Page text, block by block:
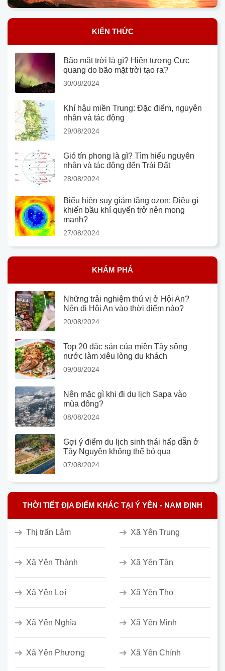
KIẾN THỨC
Bão mặt trời là gì? Hiện tượng Cực
quang do bão mặt trời tạo ra?
30/08/2024
Khí hậu miền Trung: Đặc điểm, nguyên
nhân và tác động
29/08/2024
Gió tín phong là gì? Tìm hiểu nguyên
nhân và tác động đến Trái Đất
28/08/2024
Biểu hiện suy giảm tầng ozon: Điều gì
khiến bầu khí quyển trở nên mong
manh?
27/08/2024
KHÁM PHÁ
Những trải nghiệm thú vị ở Hội An?
Nên đi Hội An vào thời điểm nào?
20/08/2024
Top 20 đặc sản của miền Tây sông
nước làm xiêu lòng du khách
09/08/2024
Nên mặc gì khi đi du lịch Sapa vào
mùa đông?
08/08/2024
Gợi ý điểm du lịch sinh thái hấp dẫn ở
Tây Nguyên không thể bỏ qua
07/08/2024
THỜI TIẾT ĐỊA ĐIỂM KHÁC TẠI Ý YÊN - NAM ĐỊNH
Thị trấn Lâm Xã Yên Trung
Xã Yên Thành Xã Yên Tân
Xã Yên Lợi Xã Yên Thọ
Xã Yên Nghĩa Xã Yên Minh
Xã Yên Phương Xã Yên Chính